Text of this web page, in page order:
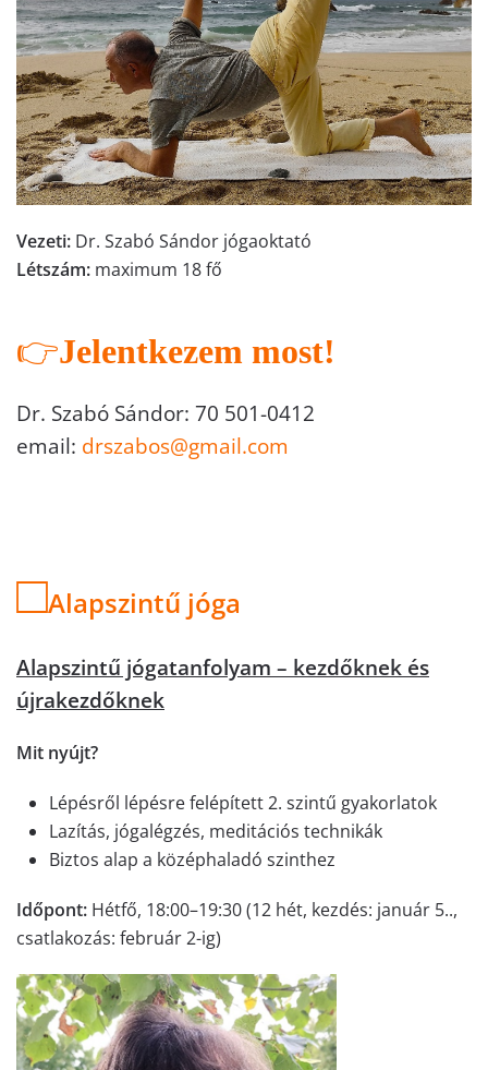
Vezeti: Dr. Szabó Sándor jógaoktató
Létszám: maximum 18 fő
👉Jelentkezem most!
Dr. Szabó Sándor: 70 501-0412
email: drszabos@gmail.com
□Alapszintű jóga
Alapszintű jógatanfolyam – kezdőknek és
újrakezdőknek
Mit nyújt?
Lépésről lépésre felépített 2. szintű gyakorlatok
Lazítás, jógalégzés, meditációs technikák
Biztos alap a középhaladó szinthez
Időpont: Hétfő, 18:00–19:30 (12 hét, kezdés: január 5..,
csatlakozás: február 2-ig)